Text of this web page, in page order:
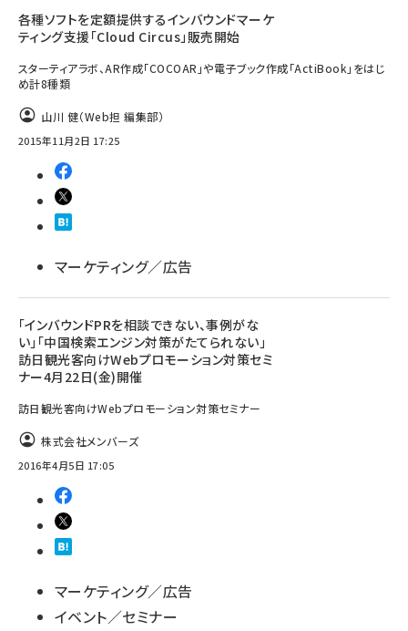
各種ソフトを定額提供するインバウンドマーケ
ティング支援「Cloud Circus」販売開始
スターティアラボ、AR作成「COCOAR」や電子ブック作成「ActiBook」をはじ
め計8種類
山川 健（Web担 編集部）
2015年11月2日 17:25
マーケティング／広告
「インバウンドPRを相談できない、事例がな
い」「中国検索エンジン対策がたてられない」
訪日観光客向けWebプロモーション対策セミ
ナー4月22日(金)開催
訪日観光客向けWebプロモーション対策セミナー
株式会社メンバーズ
2016年4月5日 17:05
マーケティング／広告
イベント／セミナー